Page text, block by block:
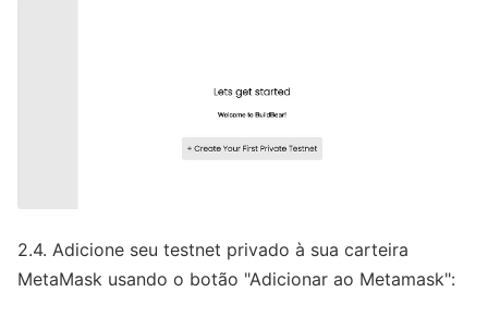
2.4. Adicione seu testnet privado à sua carteira
MetaMask usando o botão "Adicionar ao Metamask":